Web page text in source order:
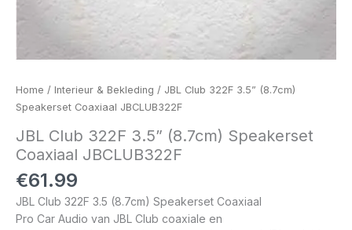
Home / Interieur & Bekleding / JBL Club 322F 3.5” (8.7cm)
Speakerset Coaxiaal JBCLUB322F
JBL Club 322F 3.5” (8.7cm) Speakerset
Coaxiaal JBCLUB322F
€61.99
JBL Club 322F 3.5 (8.7cm) Speakerset Coaxiaal
Pro Car Audio van JBL Club coaxiale en